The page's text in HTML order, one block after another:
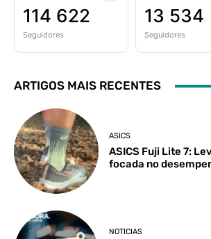
114 622
Seguidores
13 534
Seguidores
ARTIGOS MAIS RECENTES
ASICS
ASICS Fuji Lite 7:
focada no
NOTICIAS